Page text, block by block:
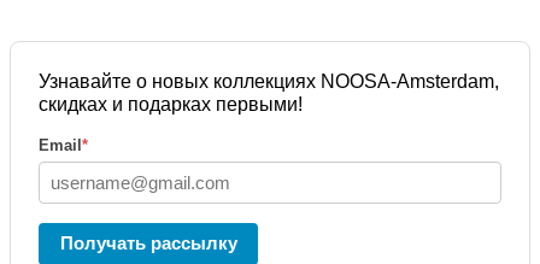
Узнавайте о новых коллекциях NOOSA-Amsterdam,
скидках и подарках первыми!
Email *
Получать рассылку